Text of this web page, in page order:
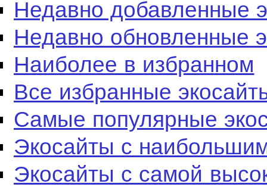
Недавно добавленные
Недавно обновленные
Наиболее в избранном
Все избранные
Самые популярные
Экосайты с
Экосайты с самой